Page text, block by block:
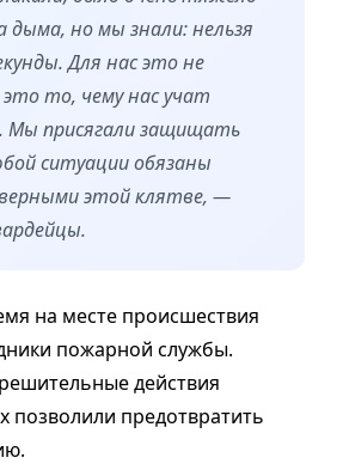
дыма, но мы знали: нельзя
Для нас это не
то, чему нас учат
Мы присягали защищать
ситуации обязаны
этой клятве, —
на месте происшествия
пожарной службы.
действия
позволили предотвратить